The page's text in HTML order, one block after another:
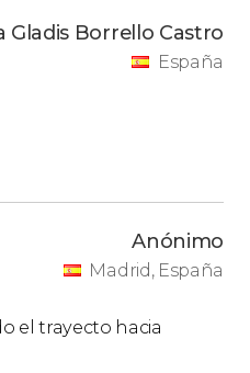
Gladis Borrello Castro
España
Anónimo
Madrid, España
el trayecto hacia